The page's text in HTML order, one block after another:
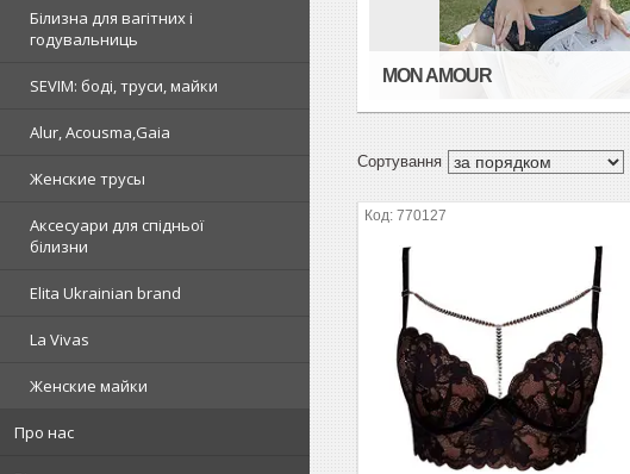
Білизна для вагітних і
годувальниць
SEVIM: боді, труси, майки
Alur, Acousma,Gaia
Женские трусы
Аксесуари для спідньої
білизни
Elita Ukrainian brand
La Vivas
Женские майки
Про нас
MON AMOUR
770127